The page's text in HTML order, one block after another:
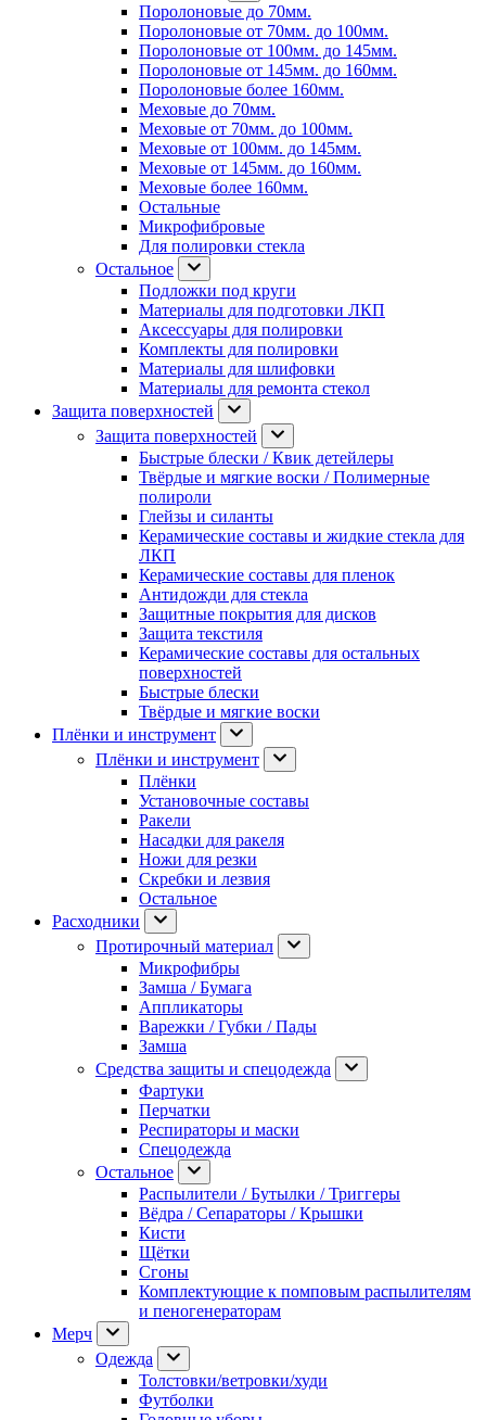
Поролоновые до 70мм.
Поролоновые от 70мм. до 100мм.
Поролоновые от 100мм. до 145мм.
Поролоновые от 145мм. до 160мм.
Поролоновые более 160мм.
Меховые до 70мм.
Меховые от 70мм. до 100мм.
Меховые от 100мм. до 145мм.
Меховые от 145мм. до 160мм.
Меховые более 160мм.
Остальные
Микрофибровые
Для полировки стекла
Остальное
Подложки под круги
Материалы для подготовки ЛКП
Аксессуары для полировки
Комплекты для полировки
Материалы для шлифовки
Материалы для ремонта стекол
Защита поверхностей
Защита поверхностей
Быстрые блески / Квик детейлеры
Твёрдые и мягкие воски / Полимерные
полироли
Глейзы и силанты
Керамические составы и жидкие стекла для
ЛКП
Керамические составы для пленок
Антидожди для стекла
Защитные покрытия для дисков
Защита текстиля
Керамические составы для остальных
поверхностей
Быстрые блески
Твёрдые и мягкие воски
Плёнки и инструмент
Плёнки и инструмент
Плёнки
Установочные составы
Ракели
Насадки для ракеля
Ножи для резки
Скребки и лезвия
Остальное
Расходники
Протирочный материал
Микрофибры
Замша / Бумага
Аппликаторы
Варежки / Губки / Пады
Замша
Средства защиты и спецодежда
Фартуки
Перчатки
Респираторы и маски
Спецодежда
Остальное
Распылители / Бутылки / Триггеры
Вёдра / Сепараторы / Крышки
Кисти
Щётки
Сгоны
Комплектующие к помповым распылителям
и пеногенераторам
Мерч
Одежда
Толстовки/ветровки/худи
Футболки